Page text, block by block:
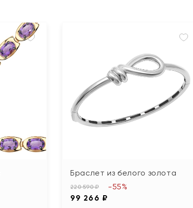
Браслет из белого золота
220 590 ₽
99 266 ₽
-55%